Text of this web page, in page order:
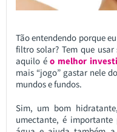
Tão entendendo porque
filtro solar? Tem que
aquilo éo melhor
mais “jogo” gastar nele
mundos e fundos.
Sim, um bom
umectante, é